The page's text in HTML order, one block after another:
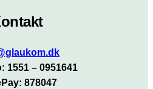
1551 – 0951641
878047